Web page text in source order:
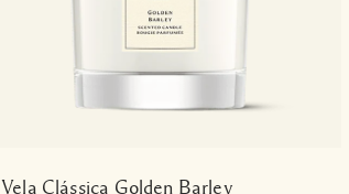
Vela Clássica Golden Barley